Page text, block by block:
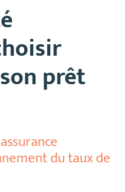
prêt
du taux de